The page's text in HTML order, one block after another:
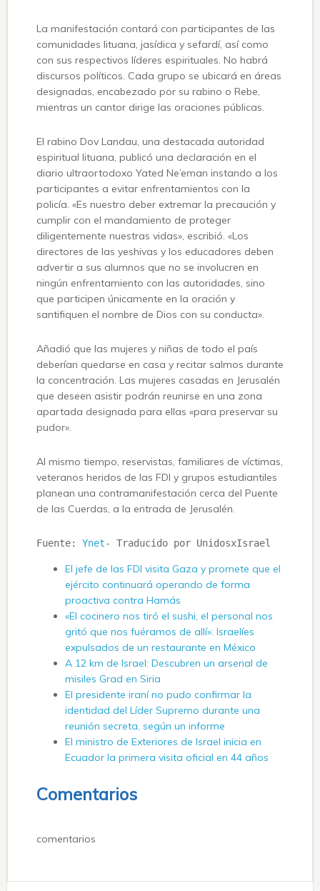
La manifestación contará con participantes de las
comunidades lituana, jasídica y sefardí, así como
con sus respectivos líderes espirituales. No habrá
discursos políticos. Cada grupo se ubicará en áreas
designadas, encabezado por su rabino o Rebe,
mientras un cantor dirige las oraciones públicas.
El rabino Dov Landau, una destacada autoridad
espiritual lituana, publicó una declaración en el
diario ultraortodoxo Yated Ne’eman instando a los
participantes a evitar enfrentamientos con la
policía. «Es nuestro deber extremar la precaución y
cumplir con el mandamiento de proteger
diligentemente nuestras vidas», escribió. «Los
directores de las yeshivas y los educadores deben
advertir a sus alumnos que no se involucren en
ningún enfrentamiento con las autoridades, sino
que participen únicamente en la oración y
santifiquen el nombre de Dios con su conducta».
Añadió que las mujeres y niñas de todo el país
deberían quedarse en casa y recitar salmos durante
la concentración. Las mujeres casadas en Jerusalén
que deseen asistir podrán reunirse en una zona
apartada designada para ellas «para preservar su
pudor».
Al mismo tiempo, reservistas, familiares de víctimas,
veteranos heridos de las FDI y grupos estudiantiles
planean una contramanifestación cerca del Puente
de las Cuerdas, a la entrada de Jerusalén.
Fuente: Ynet- Traducido por UnidosxIsrael
El jefe de las FDI visita Gaza y promete que el
ejército continuará operando de forma
proactiva contra Hamás
«El cocinero nos tiró el sushi, el personal nos
gritó que nos fuéramos de allí»: Israelíes
expulsados ​​de un restaurante en México
A 12 km de Israel: Descubren un arsenal de
misiles Grad en Siria
El presidente iraní no pudo confirmar la
identidad del Líder Supremo durante una
reunión secreta, según un informe
El ministro de Exteriores de Israel inicia en
Ecuador la primera visita oficial en 44 años
Comentarios
comentarios